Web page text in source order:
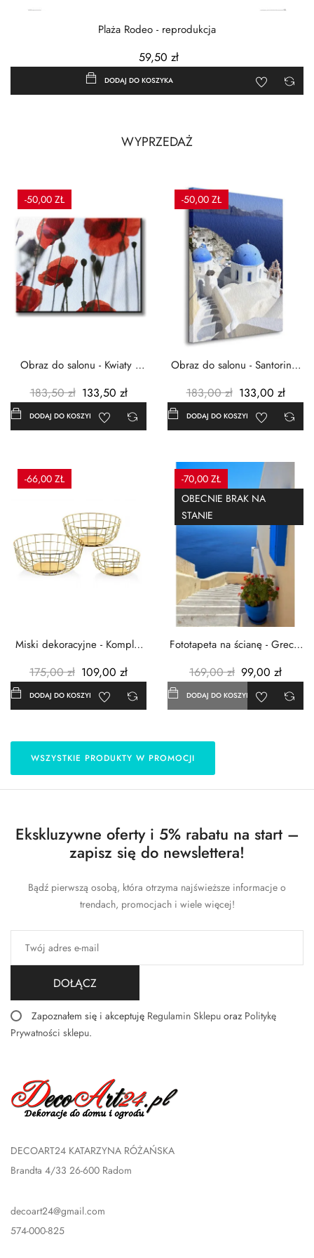
Plaża Rodeo - reprodukcja
59,50 zł
DODAJ DO KOSZYKA
WYPRZEDAŻ
-50,00 ZŁ
Obraz do salonu - Kwiaty -
183,50 zł 133,50 zł
DODAJ DO KOSZYKA
-50,00 ZŁ
Obraz do salonu - Santorini -
183,00 zł 133,00 zł
DODAJ DO KOSZYKA
-66,00 ZŁ
Miski dekoracyjne - Komplet
175,00 zł 109,00 zł
DODAJ DO KOSZYKA
-70,00 ZŁ
OBECNIE BRAK NA
STANIE
Fototapeta na ścianę - Grecja
169,00 zł 99,00 zł
DODAJ DO KOSZYKA
WSZYSTKIE PRODUKTY W PROMOCJI
Ekskluzywne oferty i 5% rabatu na start –
zapisz się do newslettera!
Bądź pierwszą osobą, która otrzyma najświeższe informacje o
trendach, promocjach i wiele więcej!
DOŁĄCZ
Zapoznałem się i akceptuję Regulamin Sklepu oraz Politykę
Prywatności sklepu.
DECOART24 KATARZYNA RÓŻAŃSKA
Brandta 4/33 26-600 Radom
decoart24@gmail.com
574-000-825